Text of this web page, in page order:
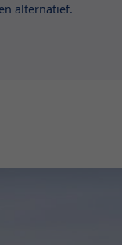
alternatief.